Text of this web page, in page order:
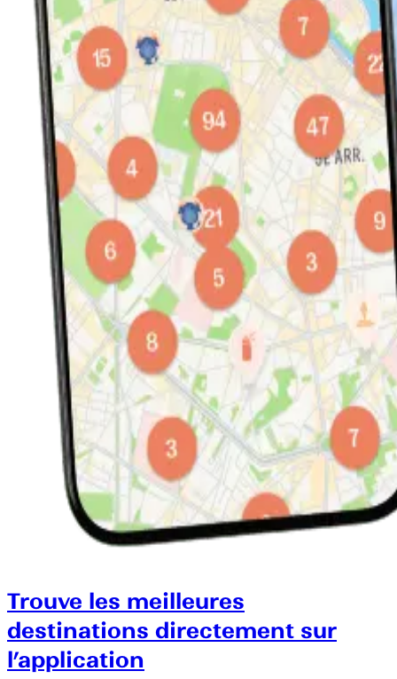
Trouve les meilleures
destinations directement sur
l’application